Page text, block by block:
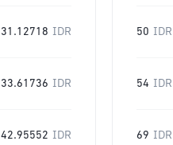
31.12718 IDR
33.61736 IDR
42.95552 IDR
50 IDR
54 IDR
69 IDR